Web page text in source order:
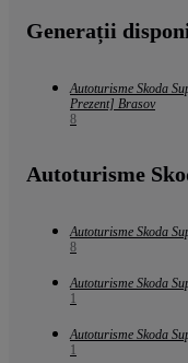
Generații
Autoturisme Skoda
Prezent] Brasov
8
Autoturisme
Autoturisme Skoda
8
Autoturisme Skoda
1
Autoturisme Skoda
1